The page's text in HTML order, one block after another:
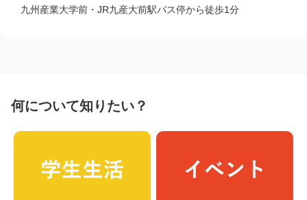
九州産業大学前・JR九産大前駅バス停から徒歩1分
何について知りたい？